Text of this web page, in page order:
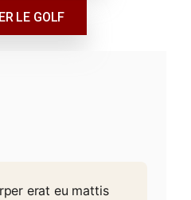
LE GOLF
erat eu mattis